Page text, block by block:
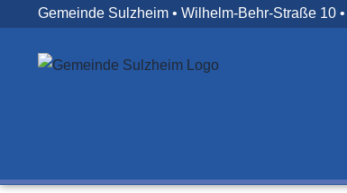
springen
Gemeinde Sulzheim • Wilhelm-Behr-Straße 10